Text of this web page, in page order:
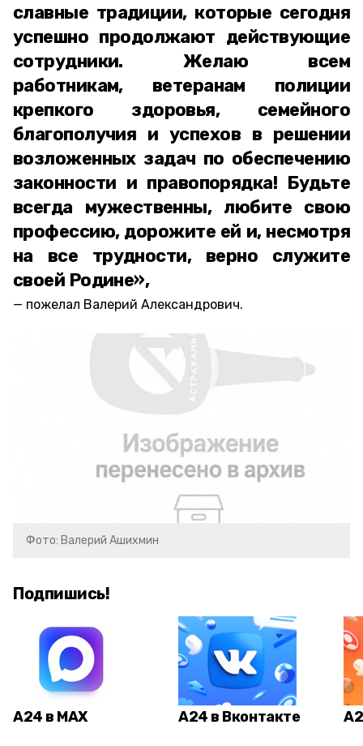
славные традиции, которые сегодня
успешно продолжают действующие
сотрудники. Желаю всем
работникам, ветеранам полиции
крепкого здоровья, семейного
благополучия и успехов в решении
возложенных задач по обеспечению
законности и правопорядка! Будьте
всегда мужественны, любите свою
профессию, дорожите ей и, несмотря
на все трудности, верно служите
своей Родине»,
пожелал Валерий Александрович.
Фото: Валерий Ашихмин
Подпишись!
А24 в MAX А24 в Вконтакте